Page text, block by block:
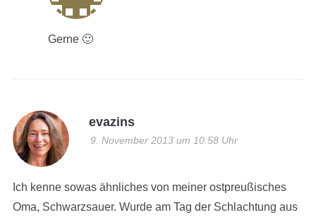
Gerne 🙂
evazins
9. November 2013 um 10:58 Uhr
Ich kenne sowas ähnliches von meiner ostpreußisches
Oma, Schwarzsauer. Wurde am Tag der Schlachtung aus